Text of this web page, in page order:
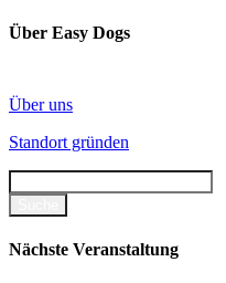
Über Easy Dogs
Über uns
Standort gründen
Nächste Veranstaltung